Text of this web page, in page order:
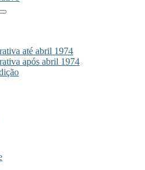
até abril 1974
após abril 1974